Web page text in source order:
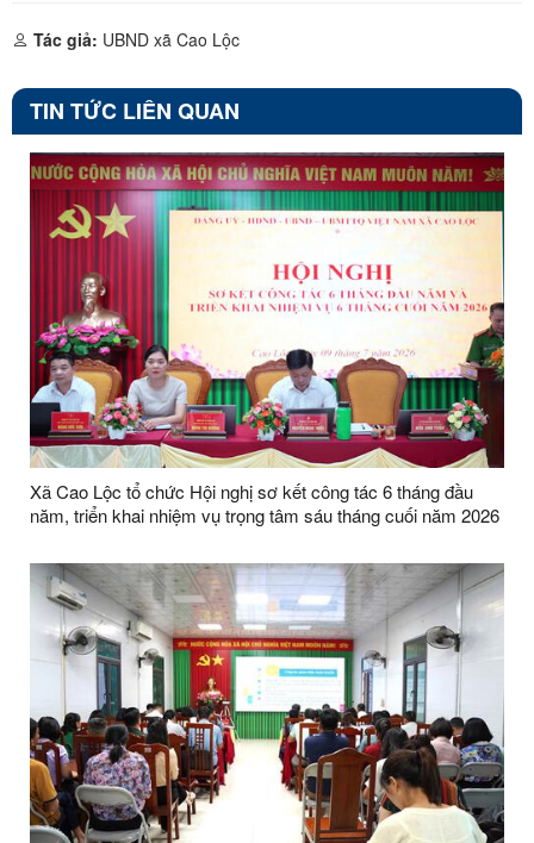
Tác giả: UBND xã Cao Lộc
TIN TỨC LIÊN QUAN
Xã Cao Lộc tổ chức Hội nghị sơ kết công tác 6 tháng đầu
năm, triển khai nhiệm vụ trọng tâm sáu tháng cuối năm 2026